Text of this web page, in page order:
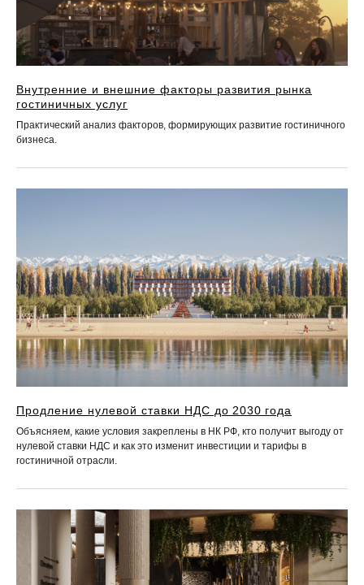
Внутренние и внешние факторы развития рынка
гостиничных услуг
Практический анализ факторов, формирующих развитие гостиничного
бизнеса.
Продление нулевой ставки НДС до 2030 года
Объясняем, какие условия закреплены в НК РФ, кто получит выгоду от
нулевой ставки НДС и как это изменит инвестиции и тарифы в
гостиничной отрасли.